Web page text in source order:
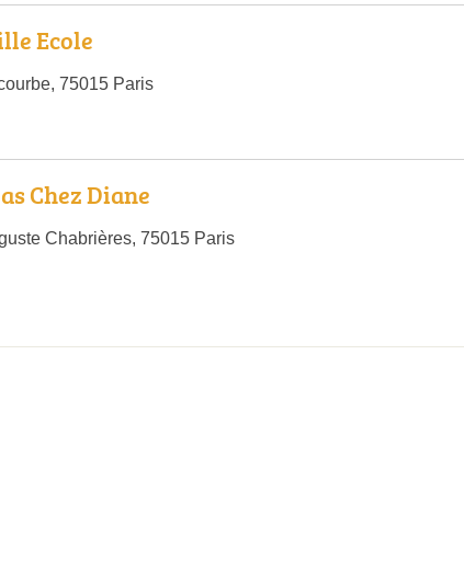
Ecole
75015 Paris
Chez Diane
Chabrières, 75015 Paris